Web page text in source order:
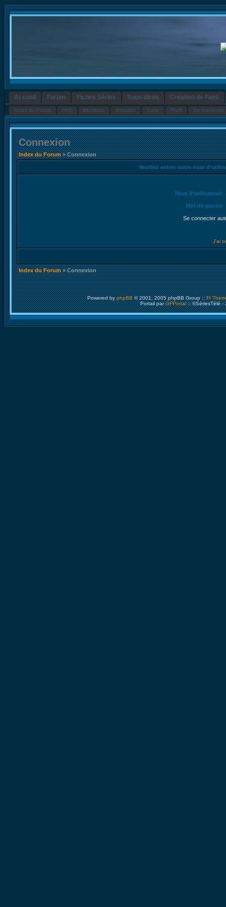
Accueil Forum Fiches Séries Sous-titres Création de Fans
Index du Forum FAQ Membres Groupes Carte Profil Se connecter
Connexion
Index du Forum» Connexion
Veuillez entrer votre nom
Nom d'utilisateur:
Mot de passe:
Se connecter
J'ai
Index du Forum» Connexion
Powered byphpBB© 2001, 2005 phpBB Group ::FI
Portail parGFPortal:: ©SériesTélé -